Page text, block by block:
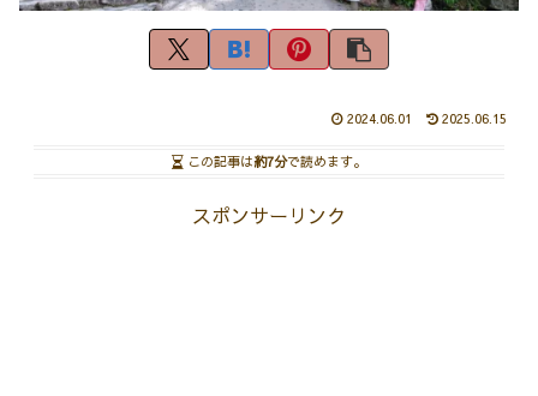
2024.06.01 2025.06.15
この記事は約7分で読めます。
スポンサーリンク